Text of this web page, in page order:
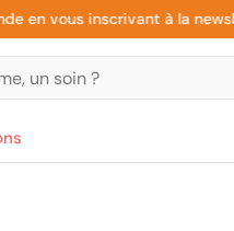
vous inscrivant à la newsletter